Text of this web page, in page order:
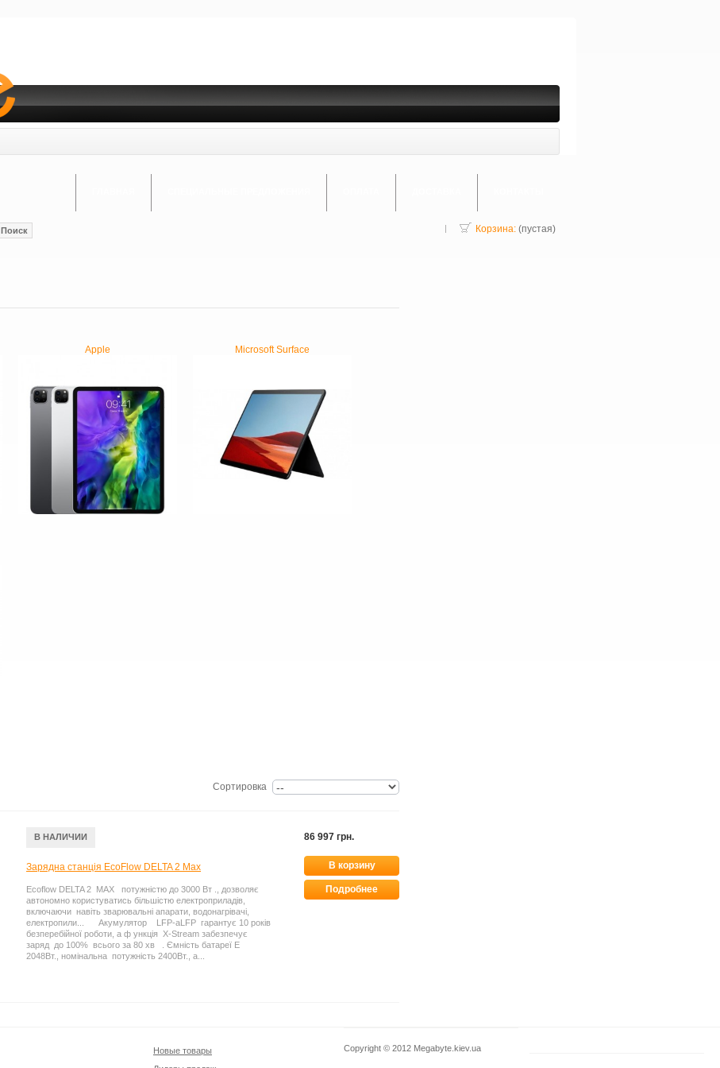
Поиск Корзина: (пустая)
Apple Microsoft Surface
Сортировка
В НАЛИЧИИ
Зарядна станція EcoFlow DELTA 2 Max
Ecoflow DELTA 2 MAX потужністю до 3000 Вт ., дозволяє
автономно користуватись більшістю електроприладів,
включаючи навіть зварювальні апарати, водонагрівачі,
електропили... Акумулятор LFP-аLFP гарантує 10 років
безперебійної роботи, а ф ункція X-Stream забезпечує
заряд до 100% всього за 80 хв . Ємність батареї E
2048Вт., номінальна потужність 2400Вт., а...
86 997 грн.
В корзину
Подробнее
Новые товары
Copyright © 2012 Megabyte.kiev.ua